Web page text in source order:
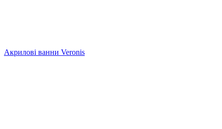
Акрилові ванни Veronis